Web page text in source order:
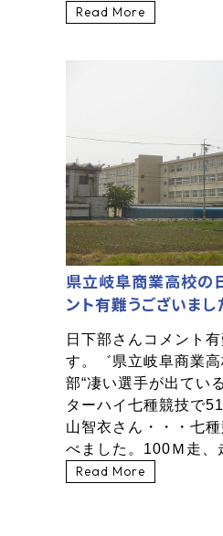
Read More
県立岐阜商業高校の
ント有難うございまし
日下部さんコメント
す。゛県立岐阜商業
部“凄い選手が出てい
ターハイ七種競技で
山智衣さん・・・七
べました。100Ｍ走、
Read More